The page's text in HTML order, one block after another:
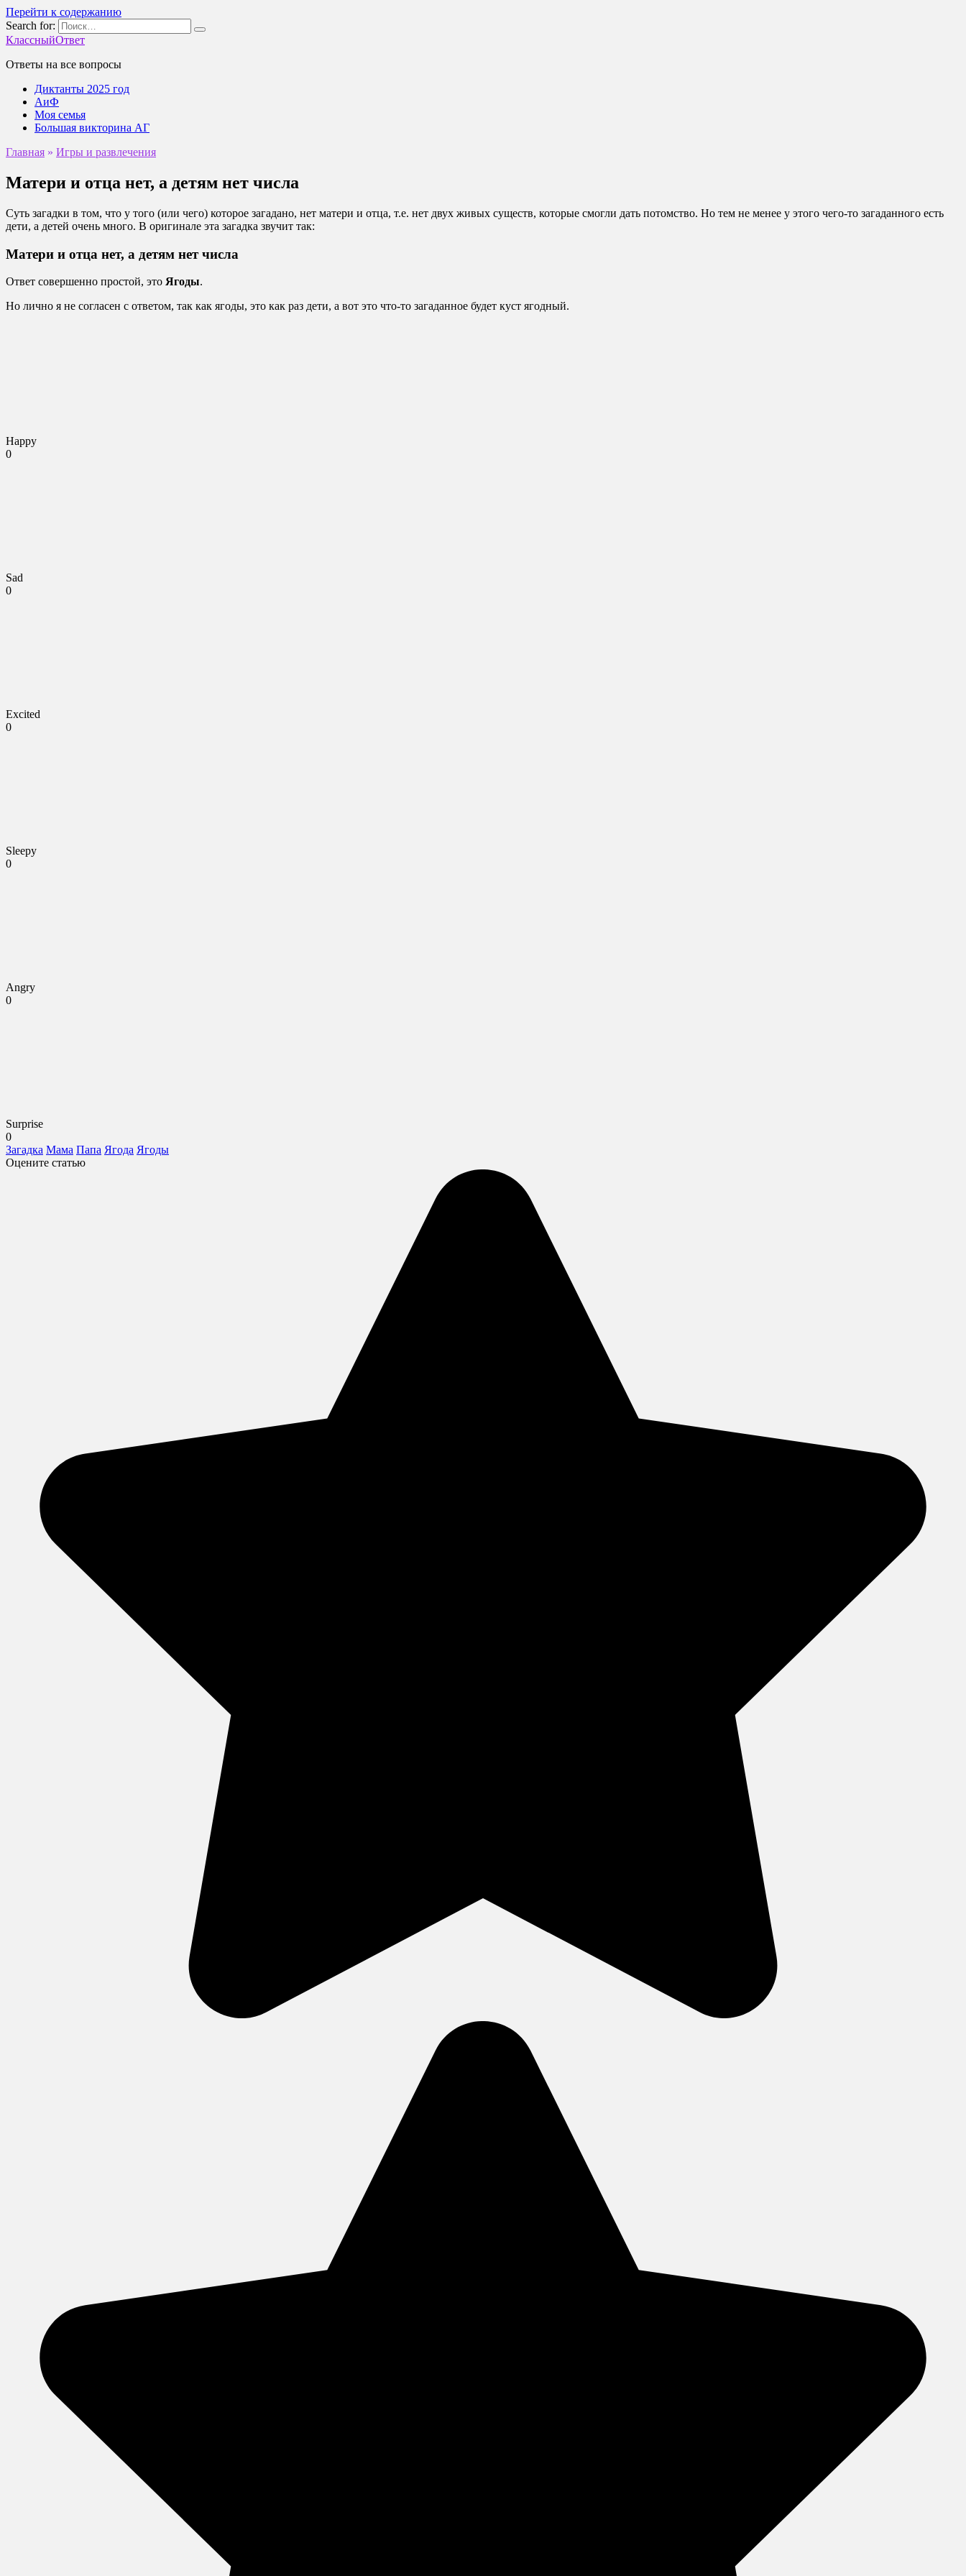
Перейти к содержанию
Search for:
КлассныйОтвет
Ответы на все вопросы
Диктанты 2025 год
АиФ
Моя семья
Большая викторина АГ
Главная » Игры и развлечения
Матери и отца нет, а детям нет числа
Суть загадки в том, что у того (или чего) которое загадано, нет матери и отца, т.е. нет двух живых существ, которые смогли дать потомство. Но тем не менее у этого чего-то загаданного есть
дети, а детей очень много. В оригинале эта загадка звучит так:
Матери и отца нет, а детям нет числа
Ответ совершенно простой, это Ягоды.
Но лично я не согласен с ответом, так как ягоды, это как раз дети, а вот это что-то загаданное будет куст ягодный.
Happy
0
Sad
0
Excited
0
Sleepy
0
Angry
0
Surprise
0
Загадка Мама Папа Ягода Ягоды
Оцените статью